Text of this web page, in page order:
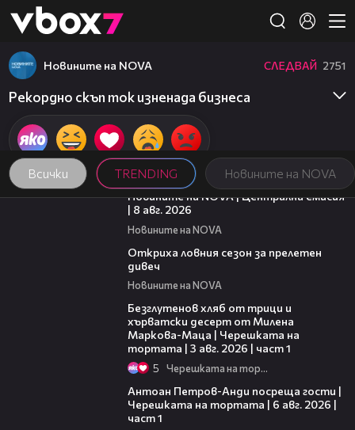
👾
Всички TRENDING Новините на NOVA
Новините на NOVA СЛЕДВАЙ 2751
Рекордно скъп ток изненада бизнеса
29:15
Новините на NOVA | Централна емисия
| 8 авг. 2026
Новините на NOVA
Откриха ловния сезон за прелетен
дивеч
Новините на NOVA
Безглутенов хляб от трици и
хърватски десерт от Милена
Маркова-Маца | Черешката на
тортата | 3 авг. 2026 | част 1
5 Черешката на тортата
Антоан Петров-Анди посреща гости |
Черешката на тортата | 6 авг. 2026 |
част 1